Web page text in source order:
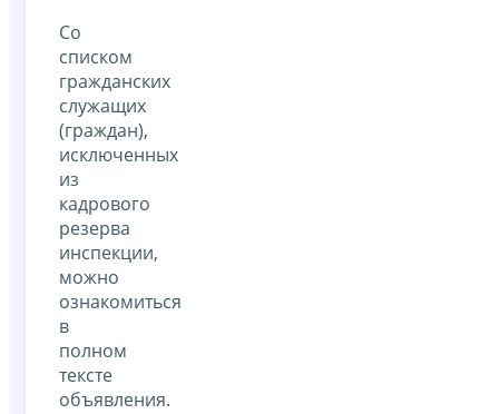
Со
списком
гражданских
служащих
(граждан),
исключенных
из
кадрового
резерва
инспекции,
можно
ознакомиться
в
полном
тексте
объявления.